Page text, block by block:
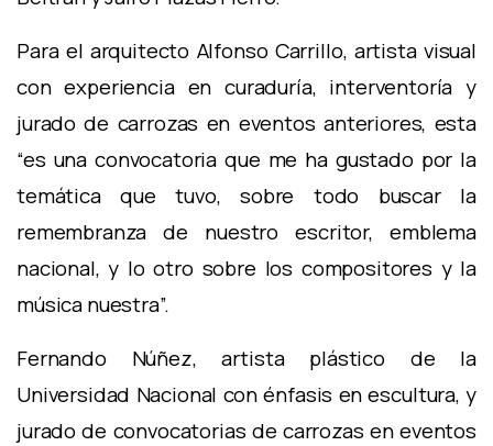
Para el arquitecto Alfonso Carrillo, artista visual
con experiencia en curaduría, interventoría y
jurado de carrozas en eventos anteriores, esta
“es una convocatoria que me ha gustado por la
temática que tuvo, sobre todo buscar la
remembranza de nuestro escritor, emblema
nacional, y lo otro sobre los compositores y la
música nuestra”.
Fernando Núñez, artista plástico de la
Universidad Nacional con énfasis en escultura, y
jurado de convocatorias de carrozas en eventos